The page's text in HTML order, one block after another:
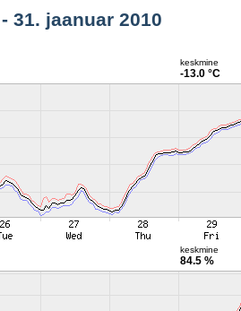
31. jaanuar 2010
keskmine
-13.0 °C
keskmine
84.5 %